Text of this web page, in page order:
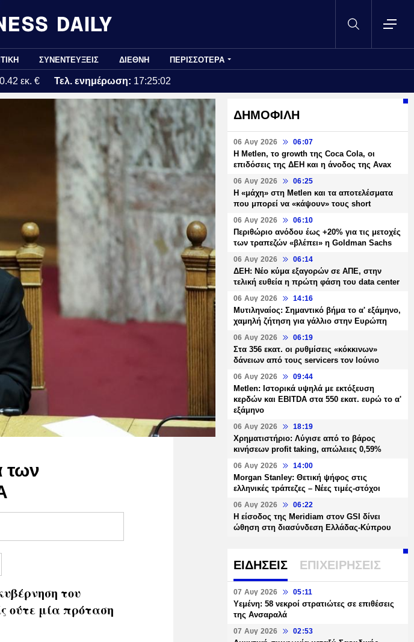
ΣΥΝΕΝΤΕΥΞΕΙΣ ΔΙΕΘΝΗ ΠΕΡΙΣΣΟΤΕΡΑ
εκ. € Τελ. ενημέρωση: 17:25:02
των
του
ούτε μία πρόταση
ΔΗΜΟΦΙΛΗ
06 Αυγ 2026 06:07
H Metlen, το growth της Coca Cola, οι
επιδόσεις της ΔΕΗ και η άνοδος της Avax
06 Αυγ 2026 06:25
H «μάχη» στη Metlen και τα αποτελέσματα
που μπορεί να «κάψουν» τους short
06 Αυγ 2026 06:10
Περιθώριο ανόδου έως +20% για τις μετοχές
των τραπεζών «βλέπει» η Goldman Sachs
06 Αυγ 2026 06:14
ΔΕΗ: Νέο κύμα εξαγορών σε ΑΠΕ, στην
τελική ευθεία η πρώτη φάση του data center
06 Αυγ 2026 14:16
Μυτιληναίος: Σημαντικό βήμα το α' εξάμηνο,
χαμηλή ζήτηση για γάλλιο στην Ευρώπη
06 Αυγ 2026 06:19
Στα 356 εκατ. οι ρυθμίσεις «κόκκινων»
δάνειων από τους servicers τον Ιούνιο
06 Αυγ 2026 09:44
Metlen: Ιστορικά υψηλά με εκτόξευση
κερδών και EBITDA στα 550 εκατ. ευρώ το α'
εξάμηνο
06 Αυγ 2026 18:19
Χρηματιστήριο: Λύγισε από το βάρος
κινήσεων profit taking, απώλειες 0,59%
06 Αυγ 2026 14:00
Morgan Stanley: Θετική ψήφος στις
ελληνικές τράπεζες – Νέες τιμές-στόχοι
06 Αυγ 2026 06:22
Η είσοδος της Meridiam στον GSI δίνει
ώθηση στη διασύνδεση Ελλάδας-Κύπρου
ΕΙΔΗΣΕΙΣ ΕΠΙΧΕΙΡΗΣΕΙΣ
07 Αυγ 2026 05:11
Υεμένη: 58 νεκροί στρατιώτες σε επιθέσεις
της Ανσαραλά
07 Αυγ 2026 02:53